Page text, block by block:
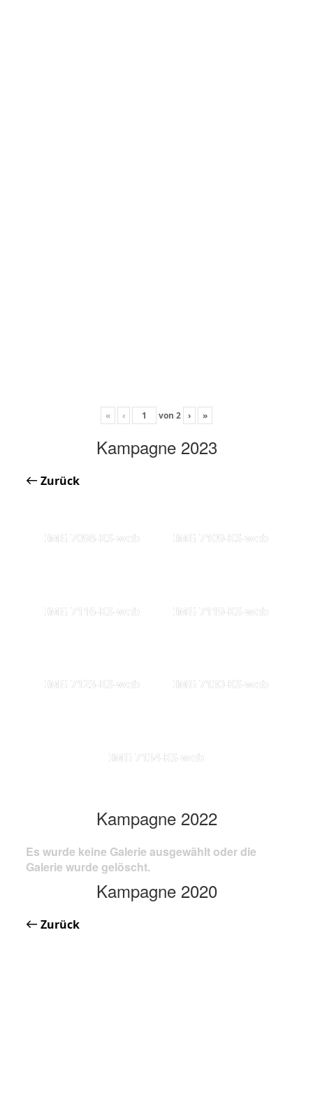
« ‹ von 2 › »
Kampagne 2023
Zurück
IMG 7098-KS-web IMG 7109-KS-web
IMG 7116-KS-web IMG 7119-KS-web
IMG 7123-KS-web IMG 7130-KS-web
IMG 7134-KS-web
Kampagne 2022
Es wurde keine Galerie ausgewählt oder die
Galerie wurde gelöscht.
Kampagne 2020
Zurück